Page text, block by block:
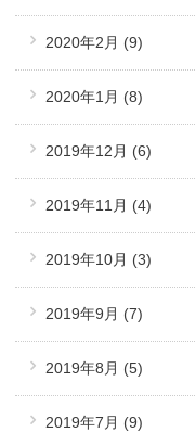
2020年2月 (9)
2020年1月 (8)
2019年12月 (6)
2019年11月 (4)
2019年10月 (3)
2019年9月 (7)
2019年8月 (5)
2019年7月 (9)